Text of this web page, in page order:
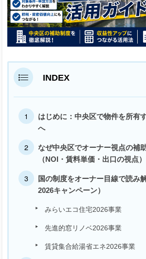
INDEX
はじめに：中央区で物件を所有
へ
なぜ中央区でオーナー視点の補
（NOI・賃料単価・出口の視点）
国の制度をオーナー目線で読み
2026キャンペーン）
みらいエコ住宅2026事業
先進的窓リノベ2026事業
賃貸集合給湯省エネ2026事業